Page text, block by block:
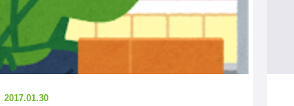
2017.01.30